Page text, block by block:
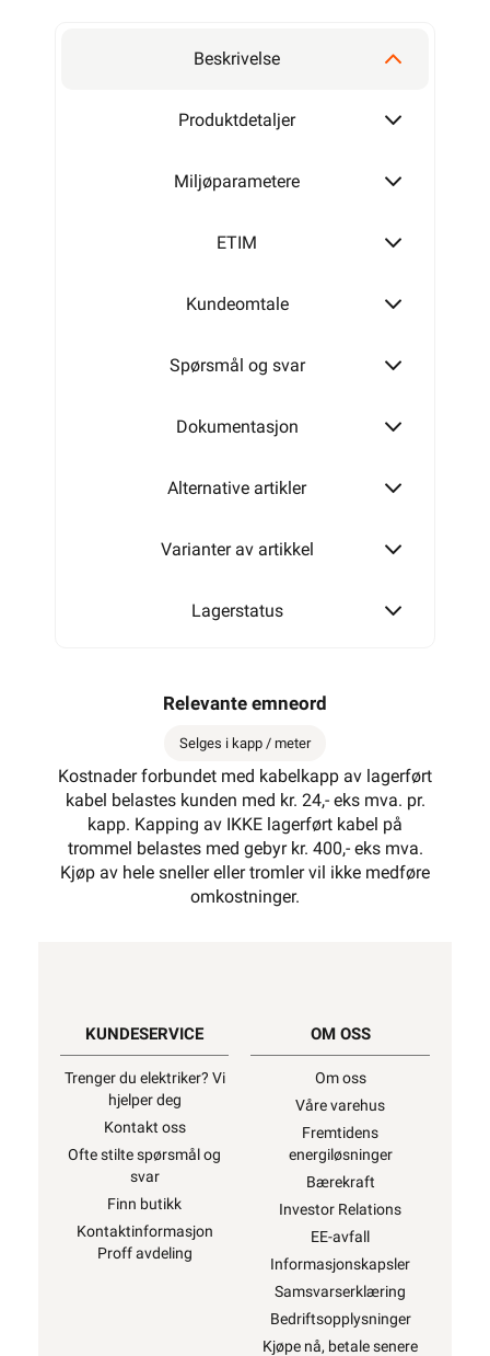
2x2,5
Beskrivelse
Produktdetaljer
Miljøparametere
ETIM
Kundeomtale
Spørsmål og svar
Dokumentasjon
Alternative artikler
Varianter av artikkel
Lagerstatus
Relevante emneord
Selges i kapp / meter
Kostnader forbundet med kabelkapp av lagerført
kabel belastes kunden med kr. 24,- eks mva. pr.
kapp. Kapping av IKKE lagerført kabel på
trommel belastes med gebyr kr. 400,- eks mva.
Kjøp av hele sneller eller tromler vil ikke medføre
omkostninger.
KUNDESERVICE
Trenger du elektriker? Vi
hjelper deg
Kontakt oss
Ofte stilte spørsmål og
svar
Finn butikk
Kontaktinformasjon
Proff avdeling
OM OSS
Om oss
Våre varehus
Fremtidens
energiløsninger
Bærekraft
Investor Relations
EE-avfall
Informasjonskapsler
Samsvarserklæring
Bedriftsopplysninger
Kjøpe nå, betale senere